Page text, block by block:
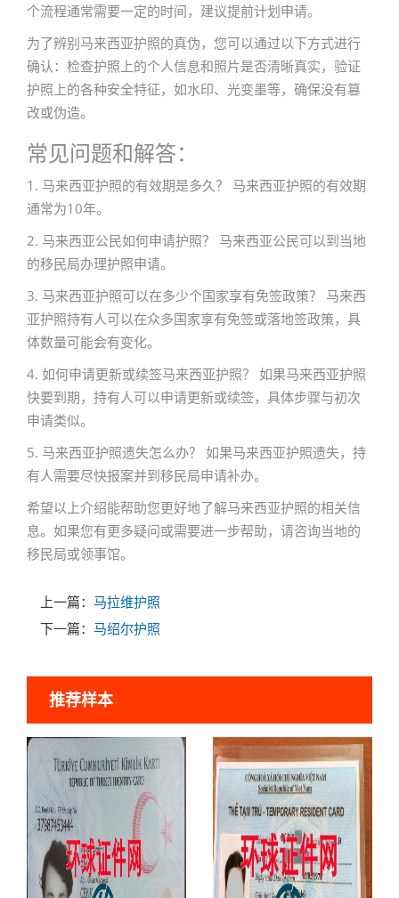
个流程通常需要一定的时间，建议提前计划申请。
为了辨别马来西亚护照的真伪，您可以通过以下方式进行
确认：检查护照上的个人信息和照片是否清晰真实，验证
护照上的各种安全特征，如水印、光变墨等，确保没有篡
改或伪造。
常见问题和解答：
1. 马来西亚护照的有效期是多久？ 马来西亚护照的有效期
通常为10年。
2. 马来西亚公民如何申请护照？ 马来西亚公民可以到当地
的移民局办理护照申请。
3. 马来西亚护照可以在多少个国家享有免签政策？ 马来西
亚护照持有人可以在众多国家享有免签或落地签政策，具
体数量可能会有变化。
4. 如何申请更新或续签马来西亚护照？ 如果马来西亚护照
快要到期，持有人可以申请更新或续签，具体步骤与初次
申请类似。
5. 马来西亚护照遗失怎么办？ 如果马来西亚护照遗失，持
有人需要尽快报案并到移民局申请补办。
希望以上介绍能帮助您更好地了解马来西亚护照的相关信
息。如果您有更多疑问或需要进一步帮助，请咨询当地的
移民局或领事馆。
上一篇： 马拉维护照
下一篇： 马绍尔护照
推荐样本